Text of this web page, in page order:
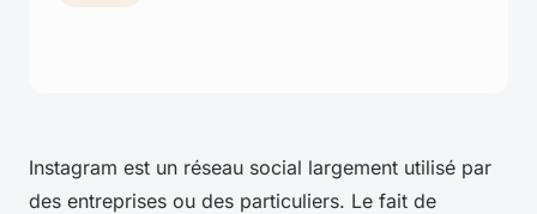
Instagram est un réseau social largement utilisé par
des entreprises ou des particuliers. Le fait de